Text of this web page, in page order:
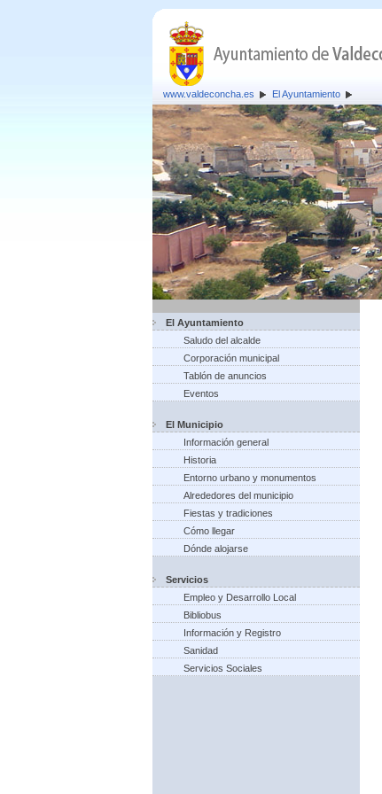
www.valdeconcha.es El Ayuntamiento
El Ayuntamiento
Saludo del alcalde
Corporación municipal
Tablón de anuncios
Eventos
El Municipio
Información general
Historia
Entorno urbano y monumentos
Alrededores del municipio
Fiestas y tradiciones
Cómo llegar
Dónde alojarse
Servicios
Empleo y Desarrollo Local
Bibliobus
Información y Registro
Sanidad
Servicios Sociales